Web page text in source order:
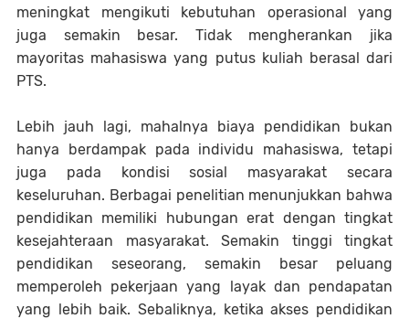
meningkat mengikuti kebutuhan operasional yang
juga semakin besar. Tidak mengherankan jika
mayoritas mahasiswa yang putus kuliah berasal dari
PTS.
Lebih jauh lagi, mahalnya biaya pendidikan bukan
hanya berdampak pada individu mahasiswa, tetapi
juga pada kondisi sosial masyarakat secara
keseluruhan. Berbagai penelitian menunjukkan bahwa
pendidikan memiliki hubungan erat dengan tingkat
kesejahteraan masyarakat. Semakin tinggi tingkat
pendidikan seseorang, semakin besar peluang
memperoleh pekerjaan yang layak dan pendapatan
yang lebih baik. Sebaliknya, ketika akses pendidikan